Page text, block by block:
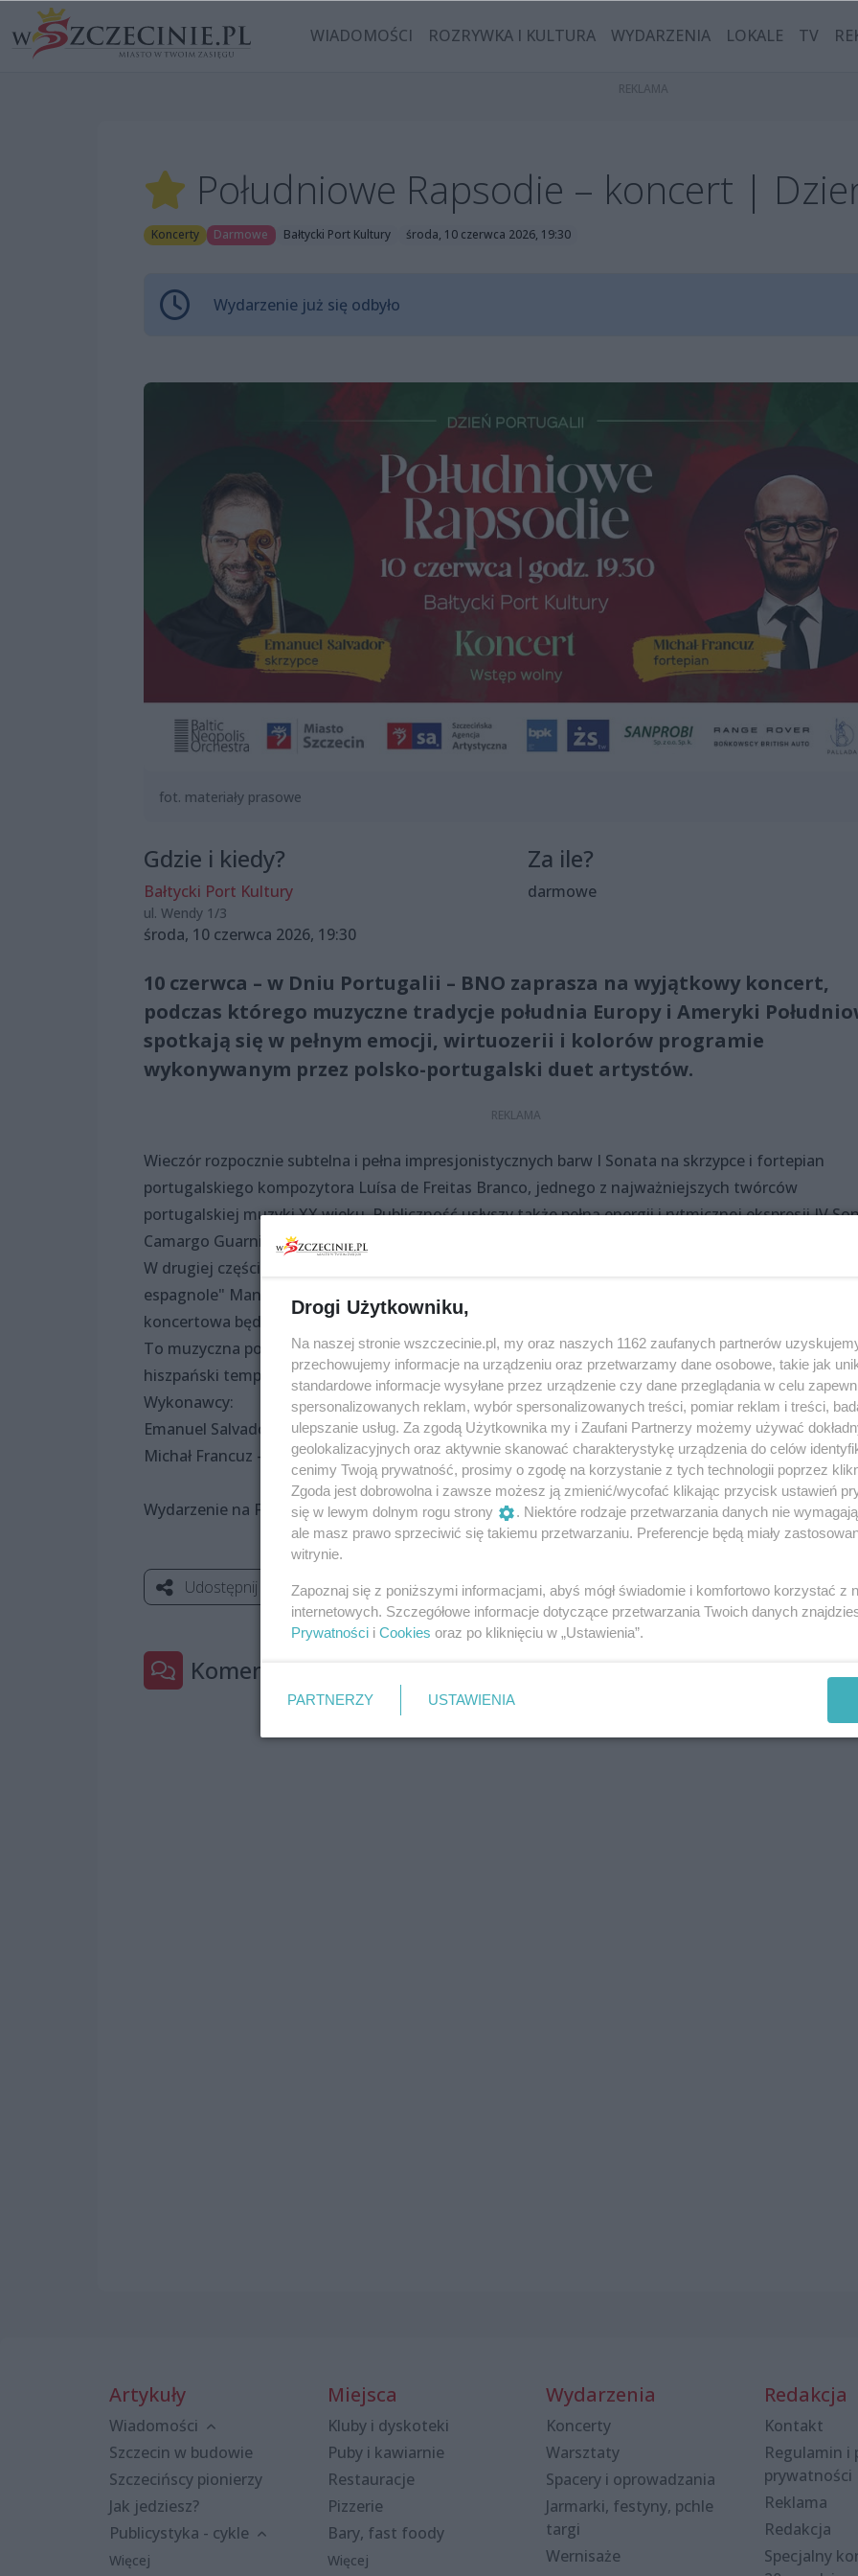
WIADOMOŚCI ROZRYWKA I KULTURA WYDARZENIA LOKALE TV
Południowe Rapsodie – koncert |
Koncerty Darmowe Bałtycki Port Kultury środa, 10 czerwca 2026, 19:30
Wydarzenie już się odbyło
fot. materiały prasowe
Gdzie i kiedy?
Bałtycki Port Kultury
ul. Wendy 1/3
środa, 10 czerwca 2026, 19:30
Za ile?
darmowe
10 czerwca – w Dniu Portugalii – BNO zaprasza na wyjątkowy koncert,
podczas którego muzyczne tradycje południa Europy i Ameryki
spotkają się w pełnym emocji, wirtuozerii i kolorów programie
wykonywanym przez polsko-portugalski duet artystów.
Wieczór rozpocznie subtelna i pełna impresjonistycznych barw I Sonata na skrzypce i fortepian
portugalskiego kompozytora Luísa de Freitas Branco, jednego z najważniejszych twórców
portugalskiej muzyki XX wieku. Publiczność usłyszy także pełną energii i rytmicznej ekspresji IV
Camargo Guarnieriego, jednego z najwybitniejszych brazylijskich kompozytorów.
W drugiej części koncertu zabrzmi inspirowana folklorem i temperamentem Hiszpanii „Suite
espagnole" Manuela de Falli oraz spektakularna „Tzigane" Maurice'a Ravela, błyskotliwa rapsodia
koncertowa będąca jednym z najbardziej wirtuozowskich dzieł repertuaru skrzypcowego.
To muzyczna podróż przez południowe krajobrazy, tradycje i emocje, od portugalskiej nostalgii,
hiszpański temperament, aż po żywiołową cygańską fantazję Ravela.
Wykonawcy:
Emanuel Salvador – skrzypce
Michał Francuz – fortepian
Wydarzenie na FB: https://www.facebook.com/events/1907837899897243/
Udostępnij
Komentarze
Artykuły
Wiadomości
Szczecin w budowie
Szczecińscy pionierzy
Jak jedziesz?
Publicystyka - cykle
Więcej
Miejsca
Kluby i dyskoteki
Puby i kawiarnie
Restauracje
Pizzerie
Bary, fast foody
Więcej
Wydarzenia
Koncerty
Warsztaty
Spacery i oprowadzania
Jarmarki, festyny, pchle
targi
Wernisaże
Redakcja
Kontakt
Regulamin i
prywatności
Reklama
Redakcja
Specjalny
Drogi Użytkowniku,
Na naszej stronie wszczecinie.pl, my oraz naszych 1162 zaufanych partnerów
przechowujemy informacje na urządzeniu oraz przetwarzamy dane osobowe, takie jak
standardowe informacje wysyłane przez urządzenie czy dane przeglądania w celu
spersonalizowanych reklam, wybór spersonalizowanych treści, pomiar reklam i treści,
ulepszanie usług. Za zgodą Użytkownika my i Zaufani Partnerzy możemy używać
geolokalizacyjnych oraz aktywnie skanować charakterystykę urządzenia do celów
cenimy Twoją prywatność, prosimy o zgodę na korzystanie z tych technologii poprzez
Zgoda jest dobrowolna i zawsze możesz ją zmienić/wycofać klikając przycisk ustawień
się w lewym dolnym rogu strony
. Niektóre rodzaje przetwarzania danych nie
ale masz prawo sprzeciwić się takiemu przetwarzaniu. Preferencje będą miały
witrynie.
Zapoznaj się z poniższymi informacjami, abyś mógł świadomie i komfortowo korzystać z
internetowych. Szczegółowe informacje dotyczące przetwarzania Twoich danych
Prywatności i Cookies oraz po kliknięciu w „Ustawienia”.
PARTNERZY USTAWIENIA